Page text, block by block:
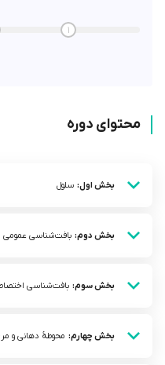
1
محتوای دوره
بخش اول: سلول
بخش دوم: بافت‌شناسی عمومی
بخش سوم: بافت‌شناسی
بخش چهارم: محوطۀ دهانی و